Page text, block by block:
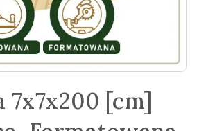
7x7x200 [cm]